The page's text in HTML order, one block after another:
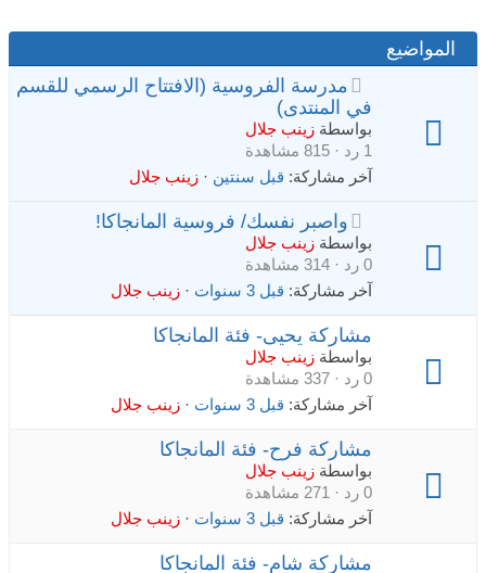
المواضيع
مدرسة الفروسية (الافتتاح الرسمي للقسم
في المنتدى)
بواسطة زينب جلال
1 رد · 815 مشاهدة
آخر مشاركة: قبل سنتين · زينب جلال
واصبر نفسك/ فروسية المانجاكا!
بواسطة زينب جلال
0 رد · 314 مشاهدة
آخر مشاركة: قبل 3 سنوات · زينب جلال
مشاركة يحيى- فئة المانجاكا
بواسطة زينب جلال
0 رد · 337 مشاهدة
آخر مشاركة: قبل 3 سنوات · زينب جلال
مشاركة فرح- فئة المانجاكا
بواسطة زينب جلال
0 رد · 271 مشاهدة
آخر مشاركة: قبل 3 سنوات · زينب جلال
مشاركة شام- فئة المانجاكا